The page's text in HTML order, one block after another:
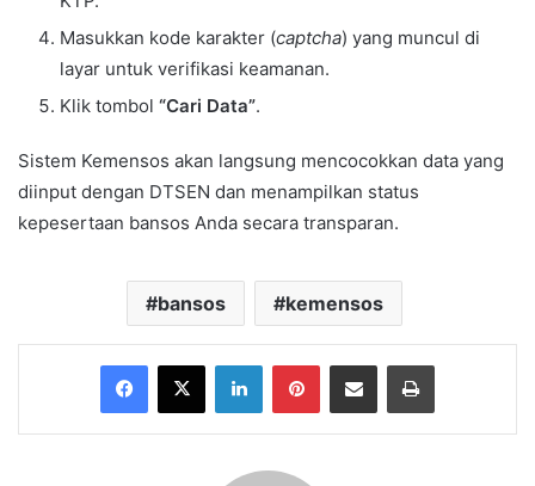
Masukkan kode karakter (captcha) yang muncul di
layar untuk verifikasi keamanan.
Klik tombol “Cari Data”.
Sistem Kemensos akan langsung mencocokkan data yang
diinput dengan DTSEN dan menampilkan status
kepesertaan bansos Anda secara transparan.
bansos kemensos
Facebook
X LinkedInPinterestShare via Email Print